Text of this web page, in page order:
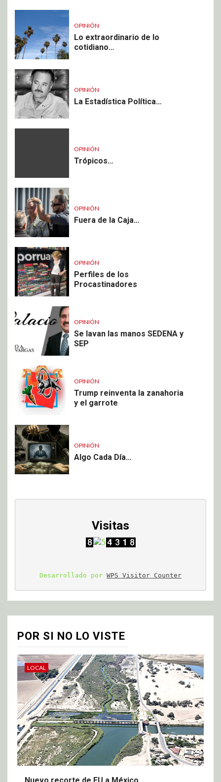
OPINIÓN
Lo extraordinario de lo
cotidiano…
OPINIÓN
La Estadística Política…
OPINIÓN
Trópicos…
OPINIÓN
Fuera de la Caja…
OPINIÓN
Perfiles de los
Procastinadores
OPINIÓN
Se lavan las manos SEDENA y
SEP
OPINIÓN
Trump reinventa la zanahoria
y el garrote
OPINIÓN
Algo Cada Día…
Visitas
Desarrollado por WPS Visitor Counter
POR SI NO LO VISTE
LOCAL